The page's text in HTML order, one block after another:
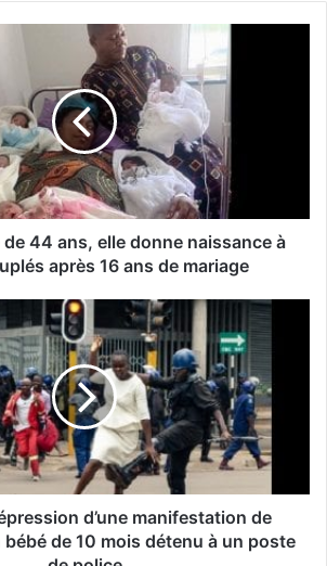
de 44 ans, elle donne naissance à
après 16 ans de mariage
d’une manifestation de
bébé de 10 mois détenu à un poste